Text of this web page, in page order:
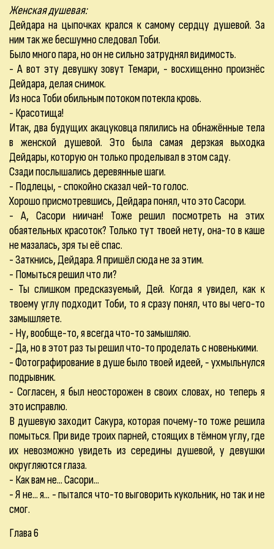
Женская душевая:
Дейдара на цыпочках крался к самому сердцу душевой. За
ним так же бесшумно следовал Тоби.
Было много пара, но он не сильно затруднял видимость.
- А вот эту девушку зовут Темари, - восхищенно произнёс
Дейдара, делая снимок.
Из носа Тоби обильным потоком потекла кровь.
- Красотища!
Итак, два будущих акацуковца пялились на обнажённые тела
в женской душевой. Это была самая дерзкая выходка
Дейдары, которую он только проделывал в этом саду.
Сзади послышались деревянные шаги.
- Подлецы, - спокойно сказал чей-то голос.
Хорошо присмотревшись, Дейдара понял, что это Сасори.
- А, Сасори ниичан! Тоже решил посмотреть на этих
обаятельных красоток? Только тут твоей нету, она-то в каше
не мазалась, зря ты её спас.
- Заткнись, Дейдара. Я пришёл сюда не за этим.
- Помыться решил что ли?
- Ты слишком предсказуемый, Дей. Когда я увидел, как к
твоему углу подходит Тоби, то я сразу понял, что вы чего-то
замышляете.
- Ну, вообще-то, я всегда что-то замышляю.
- Да, но в этот раз ты решил что-то проделать с новенькими.
- Фотографирование в душе было твоей идеей, - ухмыльнулся
подрывник.
- Согласен, я был неосторожен в своих словах, но теперь я
это исправлю.
В душевую заходит Сакура, которая почему-то тоже решила
помыться. При виде троих парней, стоящих в тёмном углу, где
их невозможно увидеть из середины душевой, у девушки
округляются глаза.
- Как вам не... Сасори...
- Я не... я... - пытался что-то выговорить кукольник, но так и не
смог.
Глава 6